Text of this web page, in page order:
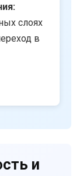
слоях
в
и